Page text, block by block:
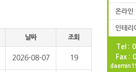
온라인
인테리
Tel :
Fax :
날짜 조회
2026-08-07 19